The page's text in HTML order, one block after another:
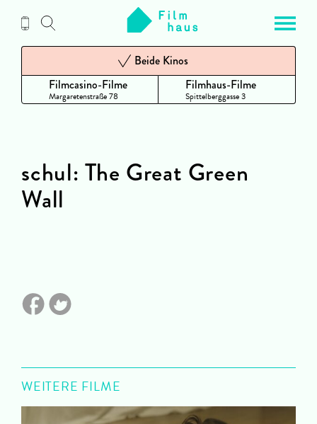
Inhalt
Filmcasino-Filme
Margaretenstraße 78
Beide Kinos
Filmhaus-Filme
Spittelberggasse 3
schul: The Great Green
Wall
WEITERE FILME